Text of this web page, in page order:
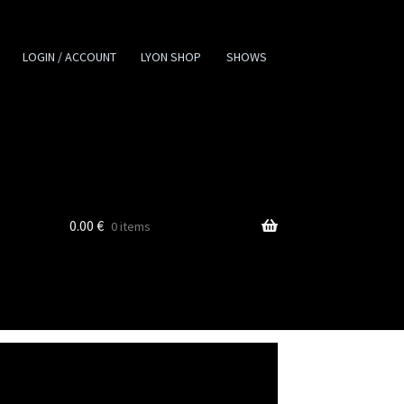
LOGIN / ACCOUNT LYON SHOP SHOWS
0.00 € 0 items